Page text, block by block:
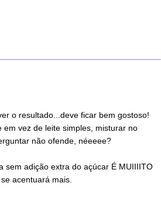
o resultado...deve ficar bem gostoso!
vez de leite simples, misturar no
não ofende, néeeee?
sem adição extra do açúcar É MUIIIITO
acentuará mais.